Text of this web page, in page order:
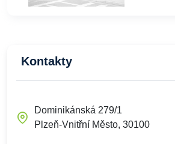
Kontakty
Dominikánská 279/1
Plzeň-Vnitřní Město, 30100